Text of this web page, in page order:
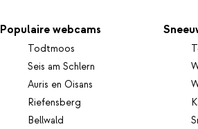
Populaire webcams
Todtmoos
Seis am Schlern
Auris en Oisans
Riefensberg
Bellwald